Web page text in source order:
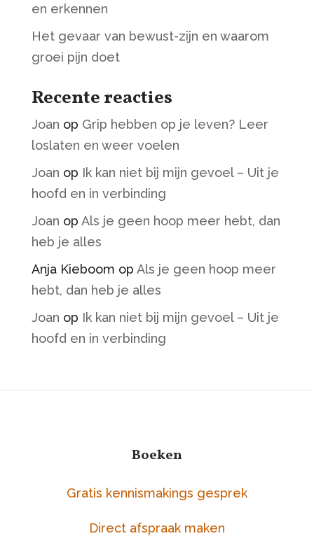
en erkennen
Het gevaar van bewust-zijn en waarom
groei pijn doet
Recente reacties
Joan op Grip hebben op je leven? Leer
loslaten en weer voelen
Joan op Ik kan niet bij mijn gevoel – Uit je
hoofd en in verbinding
Joan op Als je geen hoop meer hebt, dan
heb je alles
Anja Kieboom op Als je geen hoop meer
hebt, dan heb je alles
Joan op Ik kan niet bij mijn gevoel – Uit je
hoofd en in verbinding
Boeken
Gratis kennismakings gesprek
Direct afspraak maken